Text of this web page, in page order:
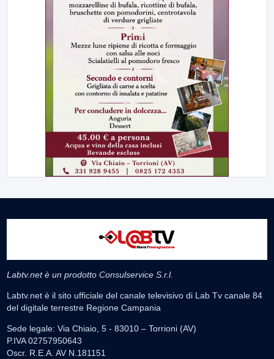
Labtv.net è un prodotto Consulservice S.r.l.
Labtv.net è il sito ufficiale del canale televisivo di Lab Tv canale 84
del digitale terrestre Regione Campania
Sede legale: Via Chiaio, 5 - 83010 – Torrioni (AV)
P.IVA 02757950643
Oscr. R.E.A. AV N.181151